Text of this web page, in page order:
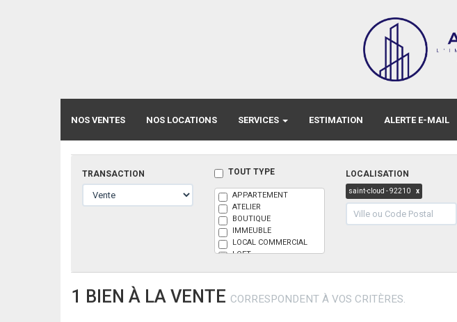
NOS VENTES NOS LOCATIONS SERVICES ESTIMATION ALERTE E-MAIL
TRANSACTION TOUT TYPE
APPARTEMENT
ATELIER
BOUTIQUE
IMMEUBLE
LOCAL COMMERCIAL
LOFT
TERRAIN
LOCALISATION
saint-cloud - 92210 x
1 BIEN À LA VENTE CORRESPONDENT À VOS CRITÈRES.